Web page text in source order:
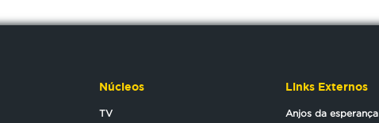
Núcleos
TV
Links Externos
Anjos da esperança